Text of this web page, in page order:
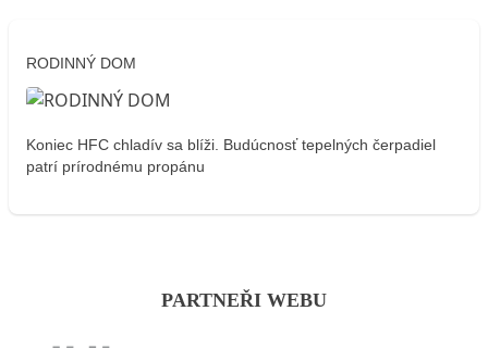
RODINNÝ DOM
Koniec HFC chladív sa blíži. Budúcnosť tepelných čerpadiel
patrí prírodnému propánu
PARTNEŘI WEBU